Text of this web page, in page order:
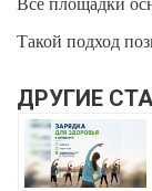
Такой подход
ДРУГИЕ